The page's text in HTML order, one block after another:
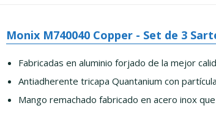
Monix M740040 Copper - Set de 3
Fabricadas en aluminio forjado de la mejor
Antiadherente tricapa Quantanium con
Mango remachado fabricado en acero inox